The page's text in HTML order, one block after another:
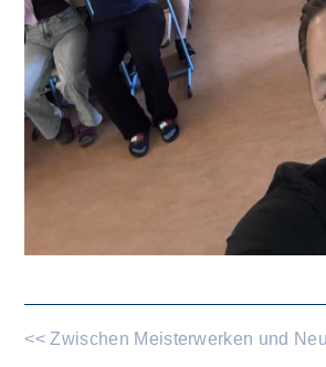
<< Zwischen Meisterwerken und